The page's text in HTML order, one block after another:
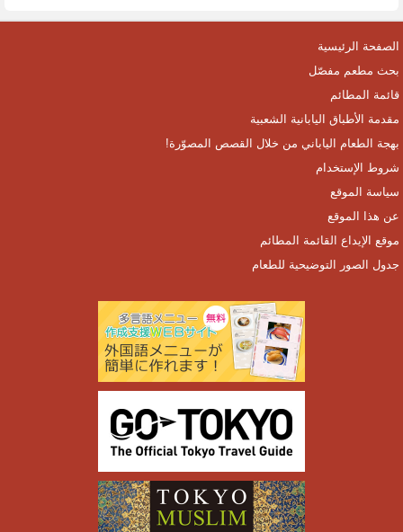
الصفحة الرئيسية
بحث مطعم مفصّل
قائمة المطائم
مقدمة الأطباق اليابانية الشعبية
بهجة الطعام الياباني من خلال القصص المصوّرة!
شروط الإستخدام
سياسة الموقع
عن هذا الموقع
موقع الإيداع القائمة المطائم
جدول الصور التوضيحية للطعام